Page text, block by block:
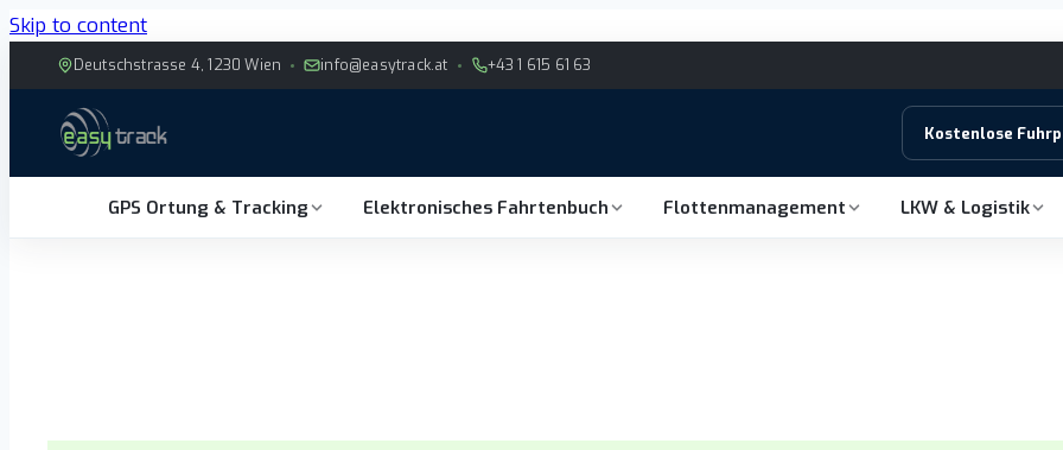
Skip to content
Deutschstrasse 4, 1230 Wien info@easytrack.at +43 1 615 61 63
Kostenlose
GPS Ortung & Tracking Elektronisches Fahrtenbuch Flottenmanagement LKW & Logistik